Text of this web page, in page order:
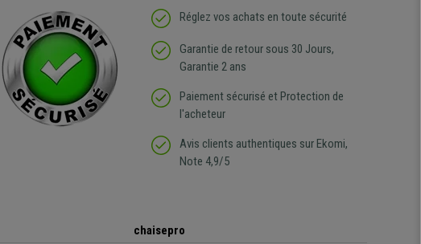
Réglez vos achats en toute sécurité
Garantie de retour sous 30 Jours,
Garantie 2 ans
Paiement sécurisé et Protection de
l'acheteur
Avis clients authentiques sur Ekomi,
Note 4,9/5
chaisepro